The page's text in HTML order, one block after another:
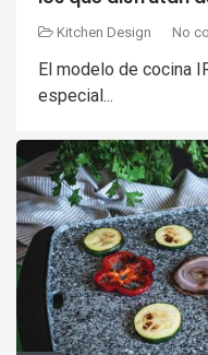
Kitchen Design No
El modelo de cocina
especial...